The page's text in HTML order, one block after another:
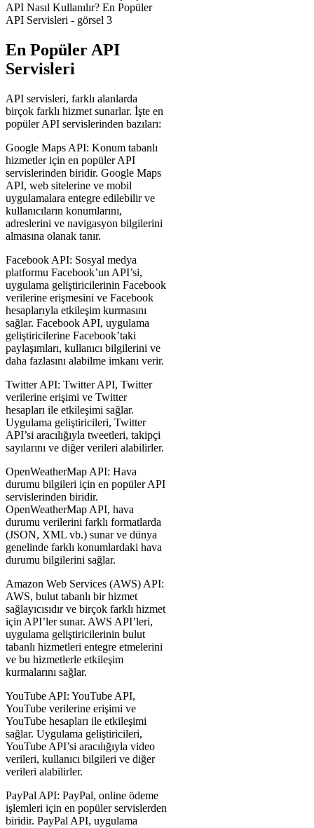
En Popüler API
Servisleri
API servisleri, farklı alanlarda
birçok farklı hizmet sunarlar. İşte en
popüler API servislerinden bazıları:
Google Maps API: Konum tabanlı
hizmetler için en popüler API
servislerinden biridir. Google Maps
API, web sitelerine ve mobil
uygulamalara entegre edilebilir ve
kullanıcıların konumlarını,
adreslerini ve navigasyon bilgilerini
almasına olanak tanır.
Facebook API: Sosyal medya
platformu Facebook’un API’si,
uygulama geliştiricilerinin Facebook
verilerine erişmesini ve Facebook
hesaplarıyla etkileşim kurmasını
sağlar. Facebook API, uygulama
geliştiricilerine Facebook’taki
paylaşımları, kullanıcı bilgilerini ve
daha fazlasını alabilme imkanı verir.
Twitter API: Twitter API, Twitter
verilerine erişimi ve Twitter
hesapları ile etkileşimi sağlar.
Uygulama geliştiricileri, Twitter
API’si aracılığıyla tweetleri, takipçi
sayılarını ve diğer verileri alabilirler.
OpenWeatherMap API: Hava
durumu bilgileri için en popüler API
servislerinden biridir.
OpenWeatherMap API, hava
durumu verilerini farklı formatlarda
(JSON, XML vb.) sunar ve dünya
genelinde farklı konumlardaki hava
durumu bilgilerini sağlar.
Amazon Web Services (AWS) API:
AWS, bulut tabanlı bir hizmet
sağlayıcısıdır ve birçok farklı hizmet
için API’ler sunar. AWS API’leri,
uygulama geliştiricilerinin bulut
tabanlı hizmetleri entegre etmelerini
ve bu hizmetlerle etkileşim
kurmalarını sağlar.
YouTube API: YouTube API,
YouTube verilerine erişimi ve
YouTube hesapları ile etkileşimi
sağlar. Uygulama geliştiricileri,
YouTube API’si aracılığıyla video
verileri, kullanıcı bilgileri ve diğer
verileri alabilirler.
PayPal API: PayPal, online ödeme
işlemleri için en popüler servislerden
biridir. PayPal API, uygulama